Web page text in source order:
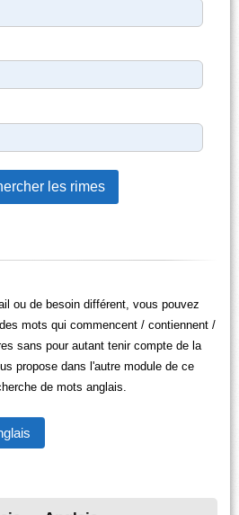
ou de besoin différent, vous pouvez
mots qui commencent / contiennent /
sans pour autant tenir compte de la
propose dans l'autre module de ce
de mots anglais.